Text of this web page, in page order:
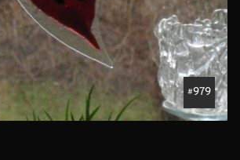
979